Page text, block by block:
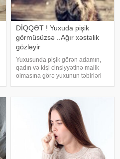
DİQQƏT ! Yuxuda pişik
görmüsüzsə ..Ağır xəstəlik
gözləyir
Yuxusunda pişik görən adamın,
qadın və kişi cinsiyyətinə malik
olmasına görə yuxunun təbirləri
həyatında diqqətsiz bir şəxsiyyətə
sahib olduğu, ətrafındak